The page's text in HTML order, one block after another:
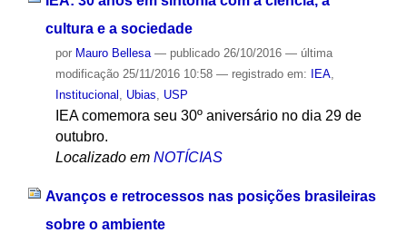
cultura e a sociedade
por Mauro Bellesa — publicado26/10/2016 — última
modificação25/11/2016 10:58 — registrado em: IEA,
Institucional , Ubias, USP
IEA comemora seu 30º aniversário no dia 29 de
outubro.
Localizado em NOTÍCIAS
Avanços e retrocessos nas posições brasileiras
sobre o ambiente